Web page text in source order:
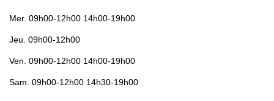
Mer. 09h00-12h00 14h00-19h00
Jeu. 09h00-12h00
Ven. 09h00-12h00 14h00-19h00
Sam. 09h00-12h00 14h30-19h00